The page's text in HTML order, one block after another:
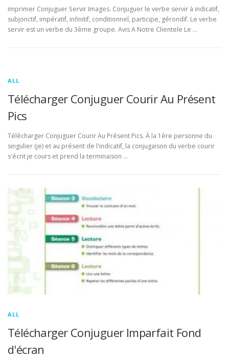
imprimer Conjuguer Servir Images. Conjuguer le verbe servir à indicatif,
subjonctif, impératif, infinitif, conditionnel, participe, gérondif. Le verbe
servir est un verbe du 3ème groupe. Avis A Notre Clientele Le …
ALL
Télécharger Conjuguer Courir Au Présent
Pics
Télécharger Conjuguer Courir Au Présent Pics. À la 1ère personne du
singulier (je) et au présent de l'indicatif, la conjugaison du verbe courir
s'écrit je cours et prend la terminaison …
ALL
Télécharger Conjuguer Imparfait Fond
d'écran